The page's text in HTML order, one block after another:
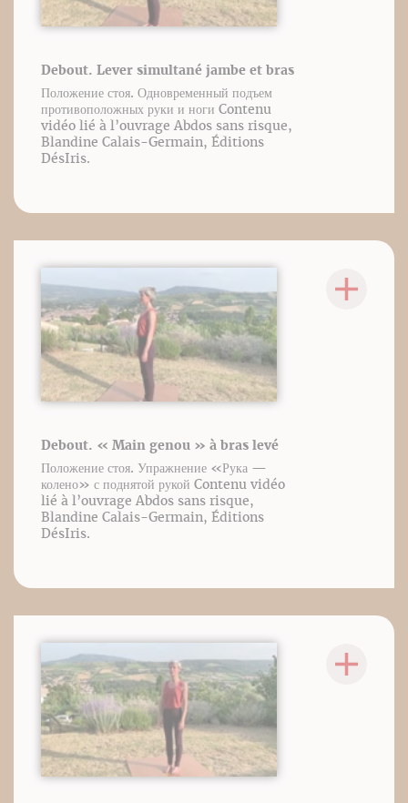
Debout. Lever simultané jambe et bras
Положение стоя. Одновременный подъем
противоположных руки и ноги Contenu
vidéo lié à l’ouvrage Abdos sans risque,
Blandine Calais-Germain, Éditions
DésIris.
Debout. « Main genou » à bras levé
Положение стоя. Упражнение «Рука —
колено» с поднятой рукой Contenu vidéo
lié à l’ouvrage Abdos sans risque,
Blandine Calais-Germain, Éditions
DésIris.